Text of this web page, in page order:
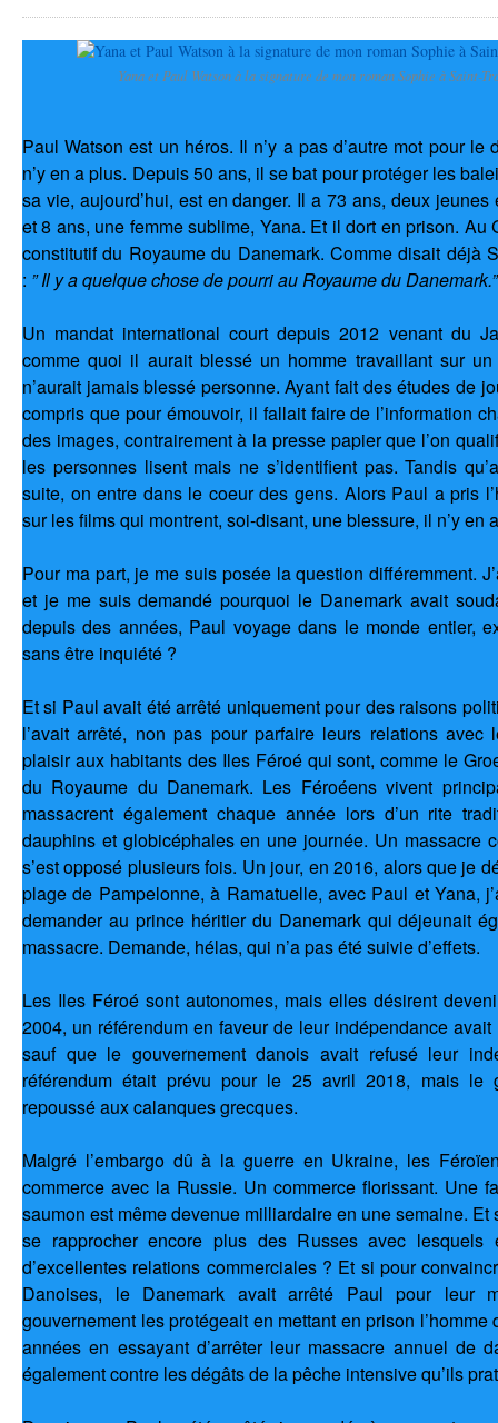
Yana et Paul Watson à la signature de mon roman Sophie à Saint-
Paul Watson est un héros. Il n’y a pas d’autre mot pour le
n’y en a plus. Depuis 50 ans, il se bat pour protéger les
sa vie, aujourd’hui, est en danger. Il a 73 ans, deux
et 8 ans, une femme sublime, Yana. Et il dort en prison. Au
constitutif du Royaume du Danemark. Comme disait déjà
: ” Il y a quelque chose de pourri au Royaume du Danemark.”
Un mandat international court depuis 2012 venant du
comme quoi il aurait blessé un homme travaillant sur
n’aurait jamais blessé personne. Ayant fait des études de
compris que pour émouvoir, il fallait faire de l’information
des images, contrairement à la presse papier que l’on
les personnes lisent mais ne s’identifient pas. Tandis
suite, on entre dans le coeur des gens. Alors Paul a pris
sur les films qui montrent, soi-disant, une blessure, il n’y en
Pour ma part, je me suis posée la question différemment.
et je me suis demandé pourquoi le Danemark avait
depuis des années, Paul voyage dans le monde entier,
sans être inquiété ?
Et si Paul avait été arrêté uniquement pour des raisons
l’avait arrêté, non pas pour parfaire leurs relations
plaisir aux habitants des Iles Féroé qui sont, comme le
du Royaume du Danemark. Les Féroéens vivent
massacrent également chaque année lors d’un rite
dauphins et globicéphales en une journée. Un massacre
s’est opposé plusieurs fois. Un jour, en 2016, alors que je
plage de Pampelonne, à Ramatuelle, avec Paul et Yana,
demander au prince héritier du Danemark qui déjeunait
massacre. Demande, hélas, qui n’a pas été suivie d’effets.
Les Iles Féroé sont autonomes, mais elles désirent
2004, un référendum en faveur de leur indépendance
sauf que le gouvernement danois avait refusé leur
référendum était prévu pour le 25 avril 2018, mais le
repoussé aux calanques grecques.
Malgré l’embargo dû à la guerre en Ukraine, les
commerce avec la Russie. Un commerce florissant. Une
saumon est même devenue milliardaire en une semaine.
se rapprocher encore plus des Russes avec lesquels
d’excellentes relations commerciales ? Et si pour
Danoises, le Danemark avait arrêté Paul pour leur
gouvernement les protégeait en mettant en prison
années en essayant d’arrêter leur massacre annuel de
également contre les dégâts de la pêche intensive qu’ils